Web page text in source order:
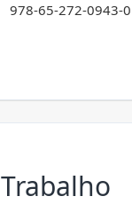
978-65-272-0943-0
Trabalho